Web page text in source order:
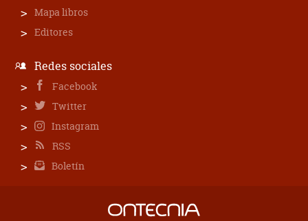
Mapa libros
Editores
Redes sociales
Facebook
Twitter
Instagram
RSS
Boletín